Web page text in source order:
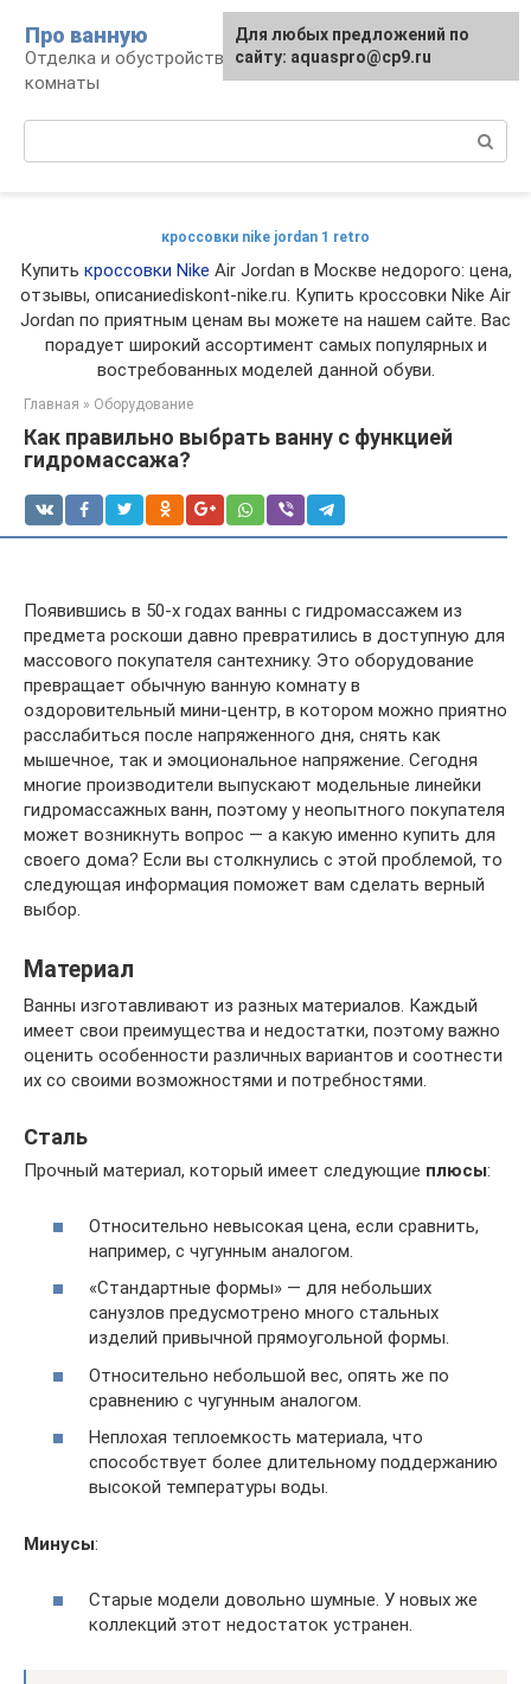
контенту
Про ванную
Отделка и обустройство современной ванной
комнаты
кроссовки nike jordan 1 retro
Купить кроссовки Nike Air Jordan в Москве недорого: цена,
отзывы, описаниеdiskont-nike.ru. Купить кроссовки Nike Air
Jordan по приятным ценам вы можете на нашем сайте. Вас
порадует широкий ассортимент самых популярных и
востребованных моделей данной обуви.
Главная » Оборудование
Как правильно выбрать ванну с функцией
гидромассажа?
Появившись в 50-х годах ванны с гидромассажем из
предмета роскоши давно превратились в доступную для
массового покупателя сантехнику. Это оборудование
превращает обычную ванную комнату в
оздоровительный мини-центр, в котором можно приятно
расслабиться после напряженного дня, снять как
мышечное, так и эмоциональное напряжение. Сегодня
многие производители выпускают модельные линейки
гидромассажных ванн, поэтому у неопытного покупателя
может возникнуть вопрос — а какую именно купить для
своего дома? Если вы столкнулись с этой проблемой, то
следующая информация поможет вам сделать верный
выбор.
Материал
Ванны изготавливают из разных материалов. Каждый
имеет свои преимущества и недостатки, поэтому важно
оценить особенности различных вариантов и соотнести
их со своими возможностями и потребностями.
Сталь
Прочный материал, который имеет следующие плюсы:
Относительно невысокая цена, если сравнить,
например, с чугунным аналогом.
«Стандартные формы» — для небольших
санузлов предусмотрено много стальных
изделий привычной прямоугольной формы.
Относительно небольшой вес, опять же по
сравнению с чугунным аналогом.
Неплохая теплоемкость материала, что
способствует более длительному поддержанию
высокой температуры воды.
Минусы:
Старые модели довольно шумные. У новых же
коллекций этот недостаток устранен.
Для любых предложений по
сайту: aquaspro@cp9.ru